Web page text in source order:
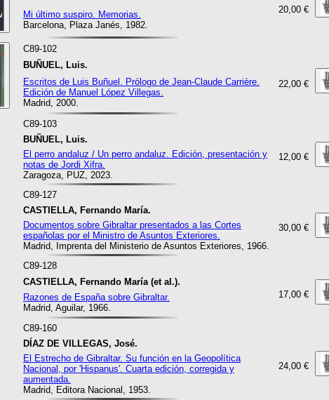
20,00 €
Mi último suspiro. Memorias.
Barcelona, Plaza Janés, 1982.
C89-102
BUÑUEL, Luis.
22,00 €
Escritos de Luis Buñuel. Prólogo de Jean-Claude Carrière.
Edición de Manuel López Villegas.
Madrid, 2000.
C89-103
BUÑUEL, Luis.
12,00 €
El perro andaluz / Un perro andaluz. Edición, presentación y
notas de Jordi Xifra.
Zaragoza, PUZ, 2023.
C89-127
CASTIELLA, Fernando María.
30,00 €
Documentos sobre Gibraltar presentados a las Cortes
españolas por el Ministro de Asuntos Exteriores.
Madrid, Imprenta del Ministerio de Asuntos Exteriores, 1966.
C89-128
CASTIELLA, Fernando María (et al.).
17,00 €
Razones de España sobre Gibraltar.
Madrid, Aguilar, 1966.
C89-160
DÍAZ DE VILLEGAS, José.
24,00 €
El Estrecho de Gibraltar. Su función en la Geopolítica
Nacional, por 'Hispanus'. Cuarta edición, corregida y
aumentada.
Madrid, Editora Nacional, 1953.